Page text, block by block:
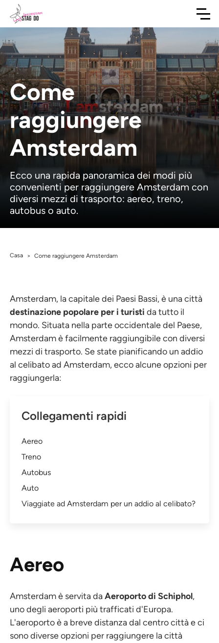
Come
raggiungere
Amsterdam
Ecco una rapida panoramica dei modi più
convenienti per raggiungere Amsterdam con
diversi mezzi di trasporto: aereo, treno,
autobus o auto.
Casa > Come raggiungere Amsterdam
Amsterdam, la capitale dei Paesi Bassi, è una città
destinazione popolare per i turisti da tutto il
mondo. Situata nella parte occidentale del Paese,
Amsterdam è facilmente raggiungibile con diversi
mezzi di trasporto. Se state pianificando un addio
al celibato ad Amsterdam, ecco alcune opzioni per
raggiungerla:
Collegamenti rapidi
Aereo
Treno
Autobus
Auto
Viaggiate ad Amsterdam per un addio al celibato?
Aereo
Amsterdam è servita daAeroporto di Schiphol,
uno degli aeroporti più trafficati d'Europa.
L'aeroporto è a breve distanza dal centro città e ci
sono diverse opzioni per raggiungere la città